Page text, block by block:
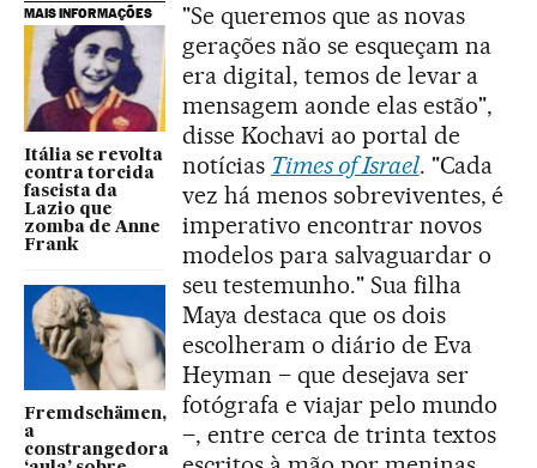
MAIS INFORMAÇÕES
Itália se revolta
contra torcida
fascista da
Lazio que
zomba de Anne
Frank
Fremdschämen,
a
constrangedora
"Se queremos que as novas
gerações não se esqueçam na
era digital, temos de levar a
mensagem aonde elas estão",
disse Kochavi ao portal de
notícias Times of Israel. "Cada
vez há menos sobreviventes, é
imperativo encontrar novos
modelos para salvaguardar o
seu testemunho." Sua filha
Maya destaca que os dois
escolheram o diário de Eva
Heyman – que desejava ser
fotógrafa e viajar pelo mundo
–, entre cerca de trinta textos